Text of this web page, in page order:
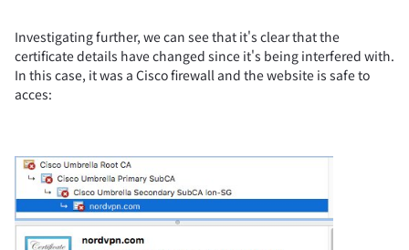
Investigating further, we can see that it's clear that the
certificate details have changed since it's being interfered with.
In this case, it was a Cisco firewall and the website is safe to
acces: